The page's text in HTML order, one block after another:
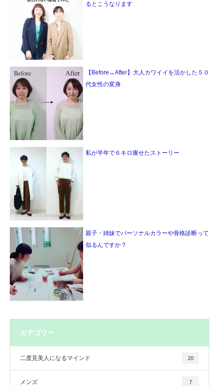
るとこうなります
【Before→After】大人カワイイを活かした５０
代女性の変身
私が半年で６キロ痩せたストーリー
親子・姉妹でパーソナルカラーや骨格診断って
似るんですか？
カテゴリー
二度見美人になるマインド 20
メンズ 7